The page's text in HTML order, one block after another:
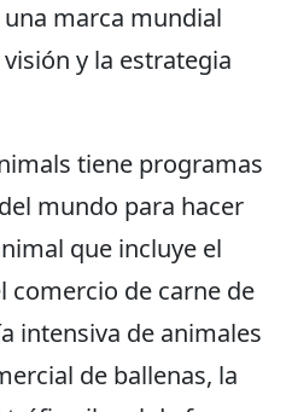
marca mundial
y la estrategia
tiene programas
mundo para hacer
que incluye el
comercio de carne de
intensiva de animales
de ballenas, la